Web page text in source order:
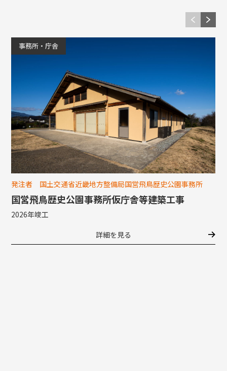
事務所・庁舎
発注者 国土交通省近畿地方整備局国営飛鳥歴史公園事務所
国営飛鳥歴史公園事務所仮庁舎等建築工事
2026年竣工
詳細を見る